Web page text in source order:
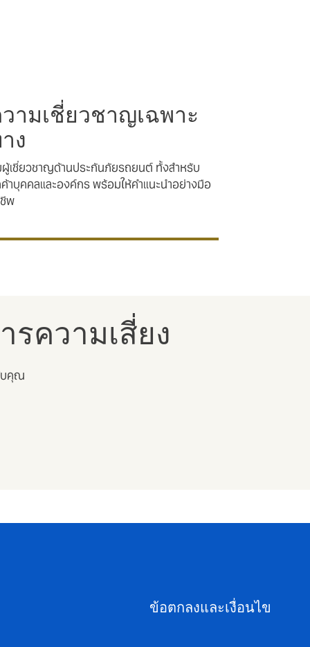
ามเชี่ยวชาญเฉพาะ
ง
เชี่ยวชาญด้านประกันภัยรถยนต์ ทั้งสำหรับ
าบุคคลและองค์กร พร้อมให้คำแนะนำอย่างมือ
พ
รความเสี่ยง
บคุณ
ข้อตกลงและเงื่อนไข